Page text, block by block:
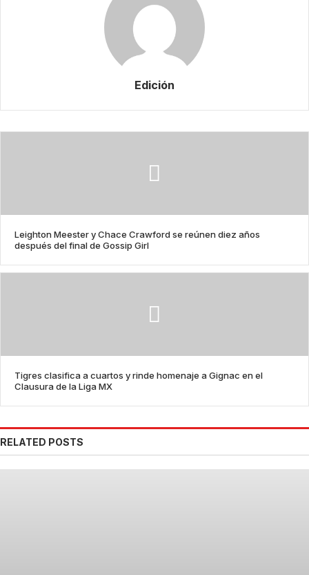
Edición
Leighton Meester y Chace Crawford se reúnen diez años
después del final de Gossip Girl
Tigres clasifica a cuartos y rinde homenaje a Gignac en el
Clausura de la Liga MX
RELATED POSTS